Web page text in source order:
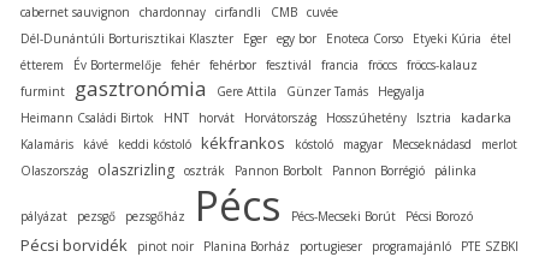
cabernet sauvignon chardonnay cirfandli CMB cuvée
Dél-Dunántúli Borturisztikai Klaszter
Eger egy bor Enoteca Corso Etyeki Kúria
étel
étterem
Év Bortermelője fehér fehérbor fesztivál francia fröccs fröccs-kalauz
furmint
gasztronómia Gere Attila Günzer Tamás
Hegyalja
Heimann Családi Birtok
HNT horvát Horvátország Hosszúhetény Isztria kadarka
Kalamáris kávé keddi kóstoló kékfrankos kóstoló magyar Mecseknádasd
merlot
Olaszország
olaszrizling osztrák Pannon Borbolt Pannon Borrégió pálinka
pályázat pezsgő pezsgőház Pécs Pécs-Mecseki Borút Pécsi Borozó
Pécsi borvidék pinot noir Planina Borház portugieser programajánló
PTE SZBKI